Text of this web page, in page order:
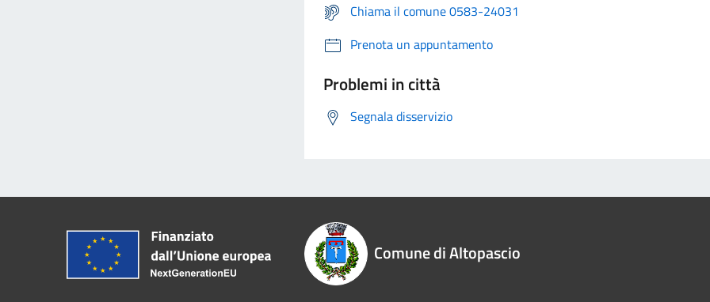
Chiama il comune 0583-24031
Prenota un appuntamento
Problemi in città
Segnala disservizio
Comune di Altopascio